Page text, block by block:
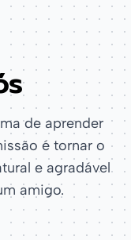
de aprender
é tornar o
e agradável
amigo.